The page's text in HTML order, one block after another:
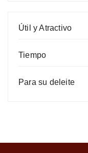
Útil y Atractivo
Tiempo
Para su deleite